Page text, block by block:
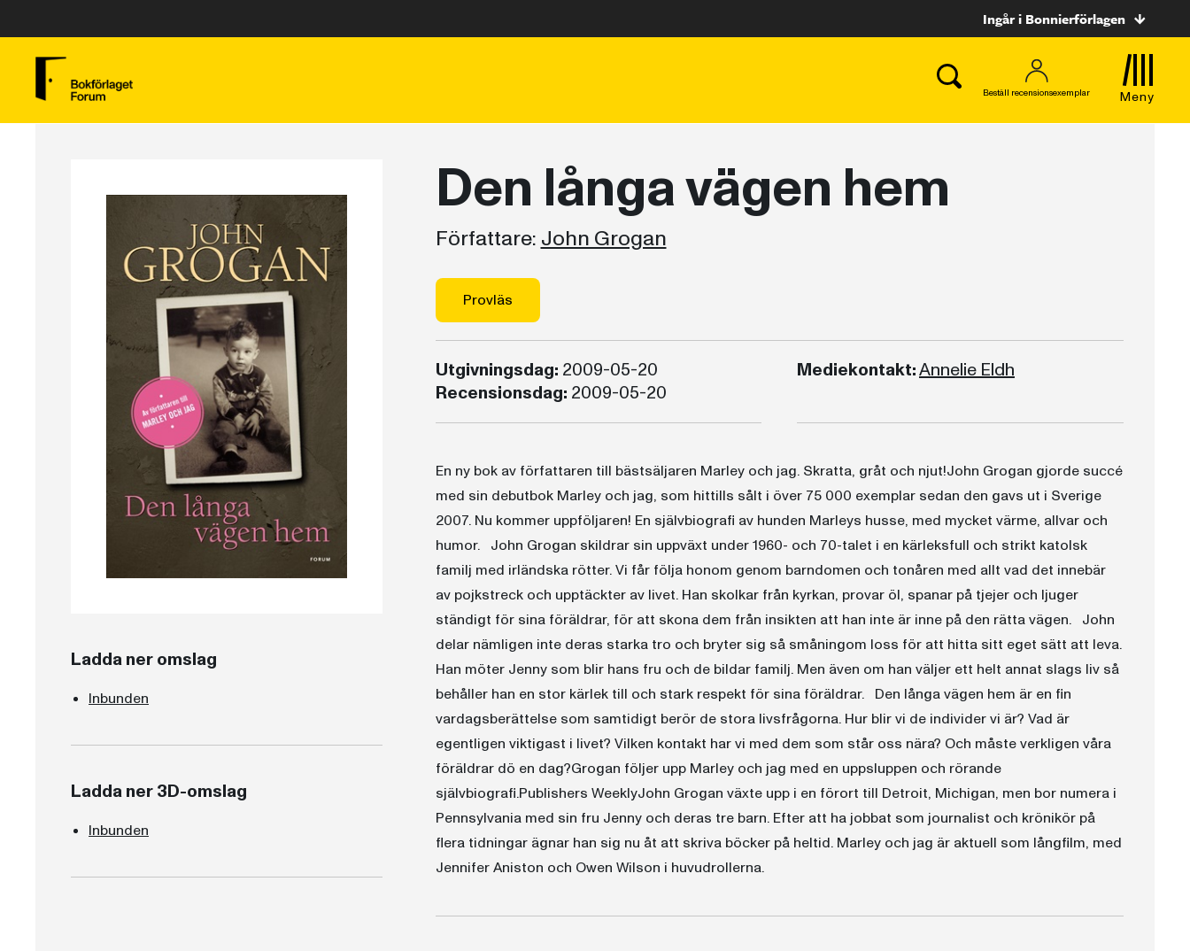
Ingår i Bonnierförlagen
Beställ recensionsexemplar Meny
Ladda ner omslag
Inbunden
Ladda ner 3D-omslag
Inbunden
Den långa vägen hem
Författare: John Grogan
Provläs
Utgivningsdag: 2009-05-20
Recensionsdag: 2009-05-20
Mediekontakt:Annelie Eldh
En ny bok av författaren till bästsäljaren Marley och jag. Skratta, gråt och njut!John Grogan gjorde succé
med sin debutbok Marley och jag, som hittills sålt i över 75 000 exemplar sedan den gavs ut i Sverige
2007. Nu kommer uppföljaren! En självbiografi av hunden Marleys husse, med mycket värme, allvar och
humor. John Grogan skildrar sin uppväxt under 1960- och 70-talet i en kärleksfull och strikt katolsk
familj med irländska rötter. Vi får följa honom genom barndomen och tonåren med allt vad det innebär
av pojkstreck och upptäckter av livet. Han skolkar från kyrkan, provar öl, spanar på tjejer och ljuger
ständigt för sina föräldrar, för att skona dem från insikten att han inte är inne på den rätta vägen. John
delar nämligen inte deras starka tro och bryter sig så småningom loss för att hitta sitt eget sätt att leva.
Han möter Jenny som blir hans fru och de bildar familj. Men även om han väljer ett helt annat slags liv så
behåller han en stor kärlek till och stark respekt för sina föräldrar. Den långa vägen hem är en fin
vardagsberättelse som samtidigt berör de stora livsfrågorna. Hur blir vi de individer vi är? Vad är
egentligen viktigast i livet? Vilken kontakt har vi med dem som står oss nära? Och måste verkligen våra
föräldrar dö en dag?Grogan följer upp Marley och jag med en uppsluppen och rörande
självbiografi.Publishers WeeklyJohn Grogan växte upp i en förort till Detroit, Michigan, men bor numera i
Pennsylvania med sin fru Jenny och deras tre barn. Efter att ha jobbat som journalist och krönikör på
flera tidningar ägnar han sig nu åt att skriva böcker på heltid. Marley och jag är aktuell som långfilm, med
Jennifer Aniston och Owen Wilson i huvudrollerna.